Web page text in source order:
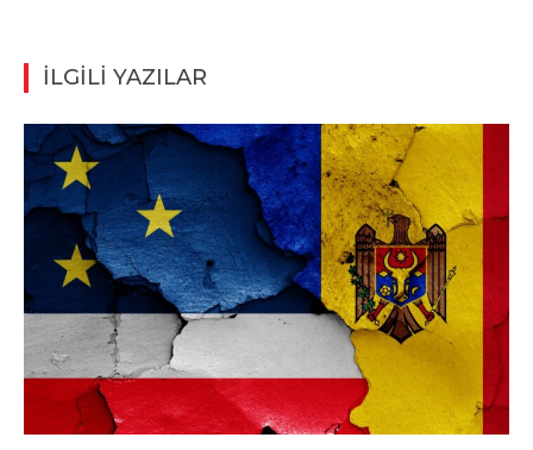
İLGİLİ YAZILAR